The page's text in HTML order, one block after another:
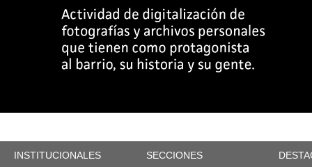
INSTITUCIONALES SECCIONES